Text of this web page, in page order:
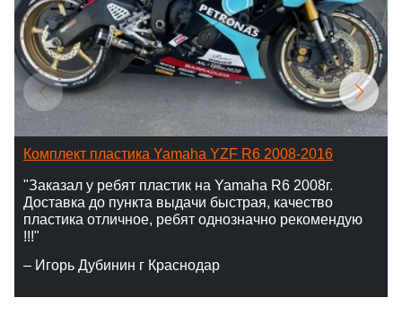
Комплект пластика Yamaha YZF R6 2008-2016
"Заказал у ребят пластик на Yamaha R6 2008г.
Доставка до пункта выдачи быстрая, качество
пластика отличное, ребят однозначно рекомендую
!!!"
– Игорь Дубинин г Краснодар